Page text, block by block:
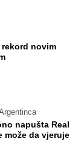
novim
napušta Real
može da vjeruje